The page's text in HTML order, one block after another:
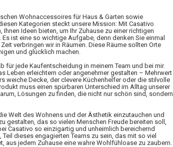
Wohnaccessoires für Haus & Garten sowie
Kategorien steckt unsere Mission: Mit Casativo
Ihnen Ideen bieten, um Ihr Zuhause zu einer richtigen
ist eine so wichtige Aufgabe, denn denken Sie einmal
verbringen wir in Räumen. Diese Räume sollten Orte
und glücklich machen.
für jede Kaufentscheidung in meinem Team und bei mir.
Leben erleichtern oder angenehmer gestalten – Mehrwert
weiche Decke, der clevere Küchenhelfer oder die stilvolle
muss einen spürbaren Unterschied im Alltag unserer
Lösungen zu finden, die nicht nur schön sind, sondern
Welt des Wohnens und der Ästhetik einzutauchen und
gestalten, das so vielen Menschen Freude bereiten soll,
Casativo so einzigartig und unheimlich bereichernd
dieses engagierten Teams zu sein, das mit so viel
aus jedem Zuhause eine wahre Wohlfühloase zu zaubern.